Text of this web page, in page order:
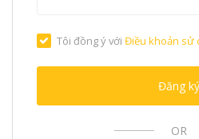
Tôi đồng ý với Điều khoản sử
Đăng ký
OR